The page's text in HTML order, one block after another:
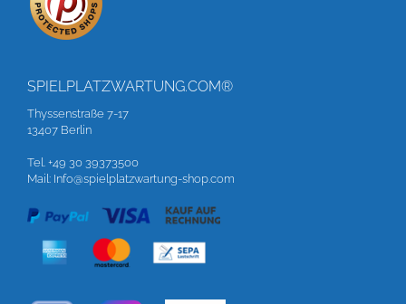
SPIELPLATZWARTUNG.COM®
Thyssenstraße 7-17
13407 Berlin
Tel. +49 30 39373500
Mail: Info@spielplatzwartung-shop.com